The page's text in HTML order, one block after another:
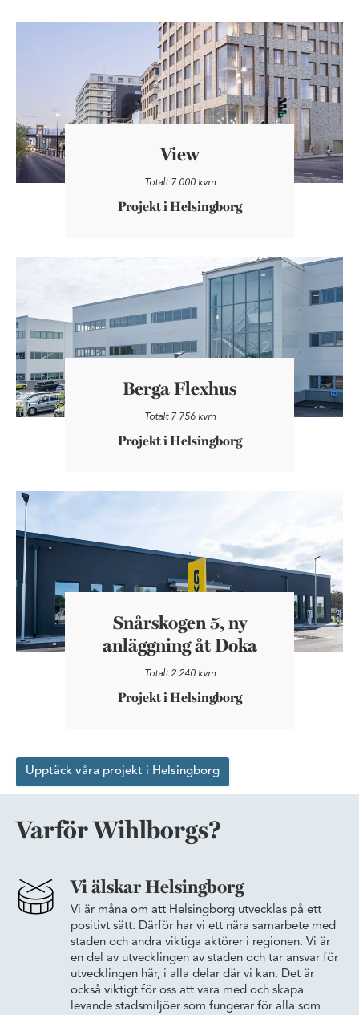
View
Totalt 7 000 kvm
Projekt i Helsingborg
Berga Flexhus
Totalt 7 756 kvm
Projekt i Helsingborg
Snårskogen 5, ny anläggning åt Doka
Snårskogen 5, ny
anläggning åt Doka
Totalt 2 240 kvm
Projekt i Helsingborg
Upptäck våra projekt i Helsingborg
Varför Wihlborgs?
Vi älskar Helsingborg
Vi är måna om att Helsingborg utvecklas på ett
positivt sätt. Därför har vi ett nära samarbete med
staden och andra viktiga aktörer i regionen. Vi är
en del av utvecklingen av staden och tar ansvar för
utvecklingen här, i alla delar där vi kan. Det är
också viktigt för oss att vara med och skapa
levande stadsmiljöer som fungerar för alla som